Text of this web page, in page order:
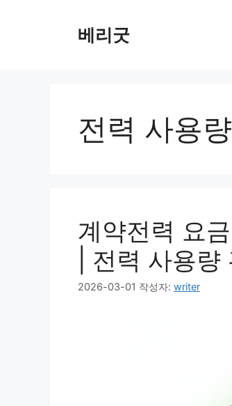
베리굿
전력 사용
계약전력 요
| 전력 사용
2026-03-01 작성자: writer